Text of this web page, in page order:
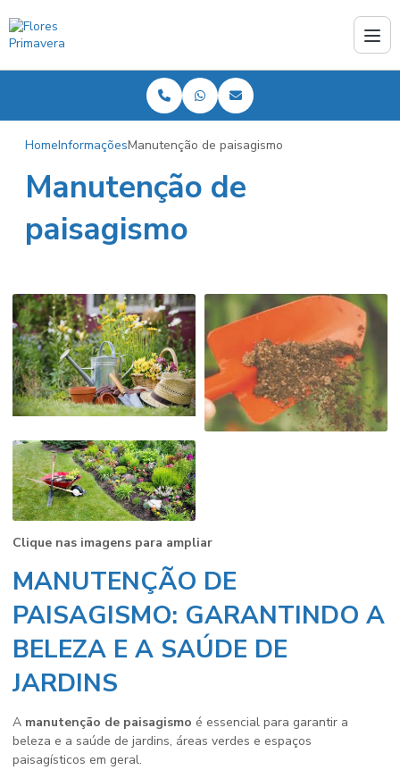
HomeInformaçõesManutenção de paisagismo
Manutenção de
paisagismo
Clique nas imagens para ampliar
MANUTENÇÃO DE
PAISAGISMO: GARANTINDO A
BELEZA E A SAÚDE DE
JARDINS
A manutenção de paisagismo é essencial para garantir a
beleza e a saúde de jardins, áreas verdes e espaços
paisagísticos em geral.